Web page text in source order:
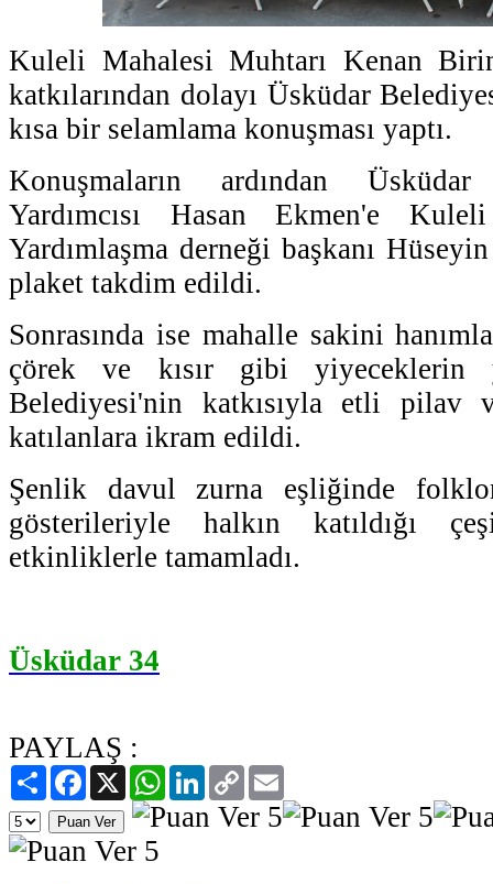
Kuleli Mahalesi Muhtarı Kenan
katkılarından dolayı Üsküdar
kısa bir selamlama konuşması yaptı.
Konuşmaların ardından
Yardımcısı Hasan Ekmen'e
Yardımlaşma derneği başkanı
plaket takdim edildi.
Sonrasında ise mahalle sakini
çörek ve kısır gibi yiyeceklerin
Belediyesi'nin katkısıyla etli pilav
katılanlara ikram edildi.
Şenlik davul zurna eşliğinde
gösterileriyle halkın katıldığı
etkinliklerle tamamladı.
Üsküdar 34
PAYLAŞ :
PaylaşFacebook
X WhatsAppLinkedIn
Copy
Link